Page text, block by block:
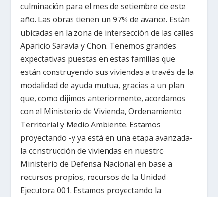
culminación para el mes de setiembre de este
año. Las obras tienen un 97% de avance. Están
ubicadas en la zona de intersección de las calles
Aparicio Saravia y Chon. Tenemos grandes
expectativas puestas en estas familias que
están construyendo sus viviendas a través de la
modalidad de ayuda mutua, gracias a un plan
que, como dijimos anteriormente, acordamos
con el Ministerio de Vivienda, Ordenamiento
Territorial y Medio Ambiente. Estamos
proyectando -y ya está en una etapa avanzada-
la construcción de viviendas en nuestro
Ministerio de Defensa Nacional en base a
recursos propios, recursos de la Unidad
Ejecutora 001. Estamos proyectando la